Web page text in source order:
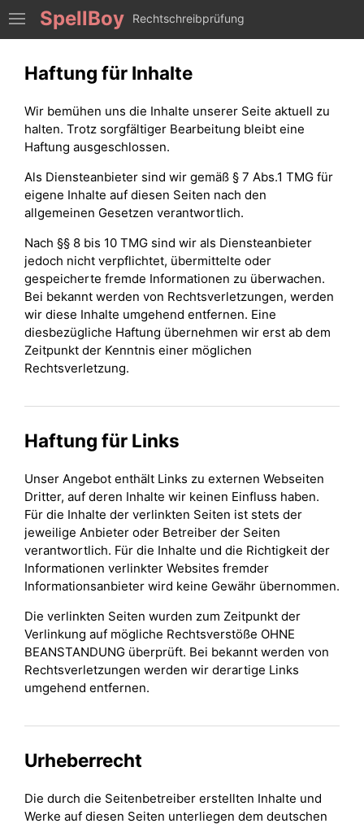
SpellBoy Rechtschreibprüfung
Haftung für Inhalte
Wir bemühen uns die Inhalte unserer Seite aktuell zu
halten. Trotz sorgfältiger Bearbeitung bleibt eine
Haftung ausgeschlossen.
Als Diensteanbieter sind wir gemäß § 7 Abs.1 TMG für
eigene Inhalte auf diesen Seiten nach den
allgemeinen Gesetzen verantwortlich.
Nach §§ 8 bis 10 TMG sind wir als Diensteanbieter
jedoch nicht verpflichtet, übermittelte oder
gespeicherte fremde Informationen zu überwachen.
Bei bekannt werden von Rechtsverletzungen, werden
wir diese Inhalte umgehend entfernen. Eine
diesbezügliche Haftung übernehmen wir erst ab dem
Zeitpunkt der Kenntnis einer möglichen
Rechtsverletzung.
Haftung für Links
Unser Angebot enthält Links zu externen Webseiten
Dritter, auf deren Inhalte wir keinen Einfluss haben.
Für die Inhalte der verlinkten Seiten ist stets der
jeweilige Anbieter oder Betreiber der Seiten
verantwortlich. Für die Inhalte und die Richtigkeit der
Informationen verlinkter Websites fremder
Informationsanbieter wird keine Gewähr übernommen.
Die verlinkten Seiten wurden zum Zeitpunkt der
Verlinkung auf mögliche Rechtsverstöße OHNE
BEANSTANDUNG überprüft. Bei bekannt werden von
Rechtsverletzungen werden wir derartige Links
umgehend entfernen.
Urheberrecht
Die durch die Seitenbetreiber erstellten Inhalte und
Werke auf diesen Seiten unterliegen dem deutschen